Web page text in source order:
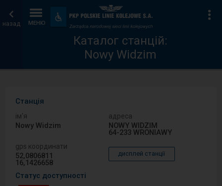
назад МЕНЮ
Пристосування
та
зручності
Каталог
станцій
Головна
сторінка
Каталог станцій:
Nowy Widzim
Станція
ім′я
Nowy Widzim
адреса
NOWY WIDZIM
64-233 WRONIAWY
gps координати
52,0806811
16,1426658
дисплей станції
Статус доступності